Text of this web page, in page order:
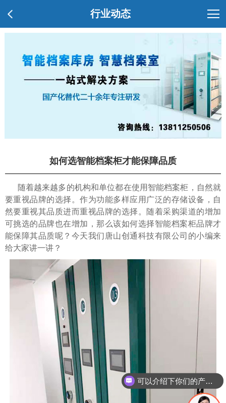
行业动态
如何选智能档案柜才能保障品质
随着越来越多的机构和单位都在使用智能档案柜，自然就
要重视品牌的选择。作为功能多样应用广泛的存储设备，自
然要重视其品质进而重视品牌的选择。随着采购渠道的增加
可挑选的品牌也在增加，那么该如何选择智能档案柜品牌才
能保障其品质呢？今天我们唐山创通科技有限公司的小编来
给大家讲一讲？
可以介绍下你们的产品么